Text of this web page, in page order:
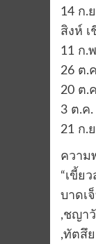
14 ก.
สิงห์ เ
11 ก.
26 ต.
20 ต.
3 ต.ค
21 ก.
ความ
“เขี้ย
บาดเ
,ชญา
,ทัตสึ